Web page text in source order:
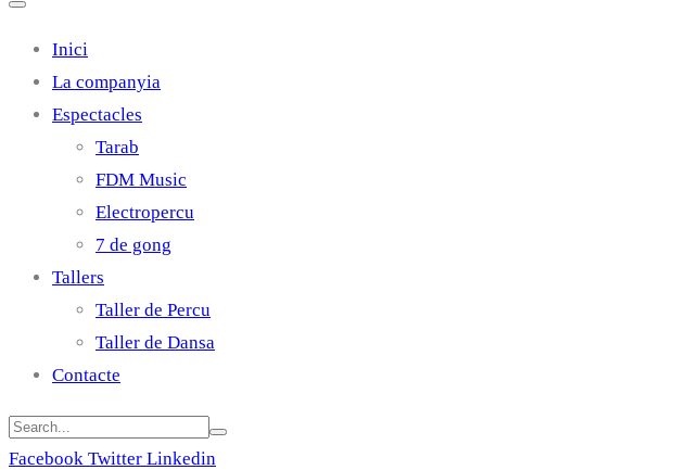
Inici
La companyia
Espectacles
Tarab
FDM Music
Electropercu
7 de gong
Tallers
Taller de Percu
Taller de Dansa
Contacte
Facebook Twitter Linkedin